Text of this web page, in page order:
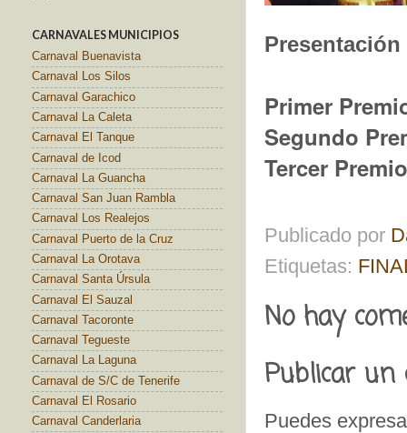
Presentación
Primer
Segundo
Tercer
Publicado por
Etiquetas:
No hay
Publicar
Puedes
CARNAVALES MUNICIPIOS
Carnaval Buenavista
Carnaval Los Silos
Carnaval Garachico
Carnaval La Caleta
Carnaval El Tanque
Carnaval de Icod
Carnaval La Guancha
Carnaval San Juan Rambla
Carnaval Los Realejos
Carnaval Puerto de la Cruz
Carnaval La Orotava
Carnaval Santa Úrsula
Carnaval El Sauzal
Carnaval Tacoronte
Carnaval Tegueste
Carnaval La Laguna
Carnaval de S/C de Tenerife
Carnaval El Rosario
Carnaval Canderlaria